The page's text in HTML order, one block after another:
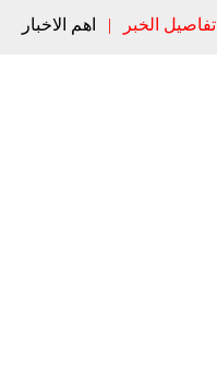
تفاصيل الخبر | اهم الاخبار